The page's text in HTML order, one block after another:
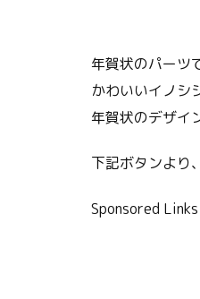
年賀状のパーツ
かわいいイノシ
年賀状のデザイ
下記ボタンより
Sponsored Links